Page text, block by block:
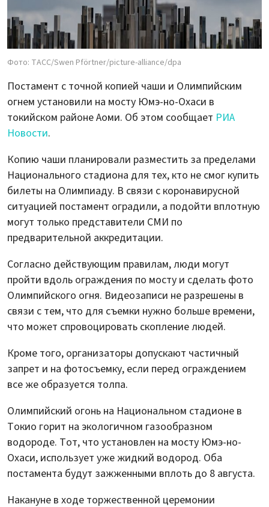
Фото: ТАСС/Swen Pförtner/picture-alliance/dpa
Постамент с точной копией чаши и Олимпийским
огнем установили на мосту Юмэ-но-Охаси в
токийском районе Аоми. Об этом сообщает РИА
Новости.
Копию чаши планировали разместить за пределами
Национального стадиона для тех, кто не смог купить
билеты на Олимпиаду. В связи с коронавирусной
ситуацией постамент оградили, а подойти вплотную
могут только представители СМИ по
предварительной аккредитации.
Согласно действующим правилам, люди могут
пройти вдоль ограждения по мосту и сделать фото
Олимпийского огня. Видеозаписи не разрешены в
связи с тем, что для съемки нужно больше времени,
что может спровоцировать скопление людей.
Кроме того, организаторы допускают частичный
запрет и на фотосъемку, если перед ограждением
все же образуется толпа.
Олимпийский огонь на Национальном стадионе в
Токио горит на экологичном газообразном
водороде. Тот, что установлен на мосту Юмэ-но-
Охаси, использует уже жидкий водород. Оба
постамента будут зажженными вплоть до 8 августа.
Накануне в ходе торжественной церемонии